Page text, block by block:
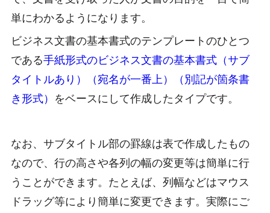
単にわかるようになります。
ビジネス文書の基本書式のテンプレートのひとつ
である手紙形式のビジネス文書の基本書式（サブ
タイトルあり）（宛名が一番上）（別記が箇条書
き形式） をベースにして作成したタイプです。
なお、サブタイトル部の罫線は表で作成したもの
なので、行の高さや各列の幅の変更等は簡単に行
うことができます。たとえば、列幅などはマウス
ドラッグ等により簡単に変更できます。実際にご